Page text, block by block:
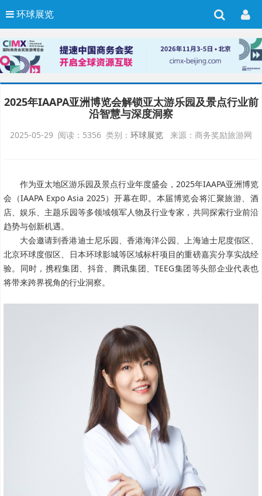
环球展览
2025年IAAPA亚洲博览会解锁亚太游乐园及景点行业前
沿智慧与深度洞察
2025-05-29 阅读：5356 类别： 环球展览 来源：商务奖励旅游网
作为亚太地区游乐园及景点行业年度盛会，2025年IAAPA亚洲博览
会（IAAPA Expo Asia 2025）开幕在即。本届博览会将汇聚旅游、酒
店、娱乐、主题乐园等多领域领军人物及行业专家，共同探索行业前沿
趋势与创新机遇。
大会邀请到香港迪士尼乐园、香港海洋公园、上海迪士尼度假区、
北京环球度假区、日本环球影城等区域标杆项目的重磅嘉宾分享实战经
验。同时，携程集团、抖音、腾讯集团、TEEG集团等头部企业代表也
将带来跨界视角的行业洞察。